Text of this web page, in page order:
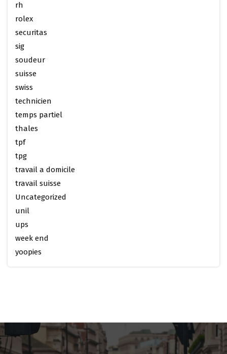
rh
rolex
securitas
sig
soudeur
suisse
swiss
technicien
temps partiel
thales
tpf
tpg
travail a domicile
travail suisse
Uncategorized
unil
ups
week end
yoopies